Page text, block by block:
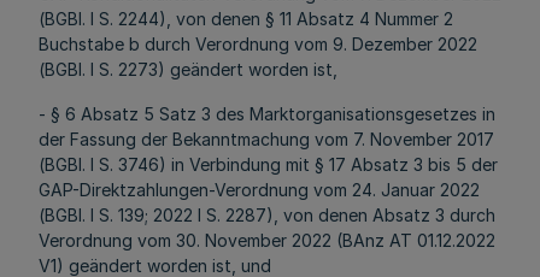
(BGBl. I S. 2244), von denen § 11 Absatz 4 Nummer 2
Buchstabe b durch Verordnung vom 9. Dezember 2022
(BGBl. I S. 2273) geändert worden ist,
- § 6 Absatz 5 Satz 3 des Marktorganisationsgesetzes in
der Fassung der Bekanntmachung vom 7. November 2017
(BGBl. I S. 3746) in Verbindung mit § 17 Absatz 3 bis 5 der
GAP-Direktzahlungen-Verordnung vom 24. Januar 2022
(BGBl. I S. 139; 2022 I S. 2287), von denen Absatz 3 durch
Verordnung vom 30. November 2022 (BAnz AT 01.12.2022
V1) geändert worden ist, und